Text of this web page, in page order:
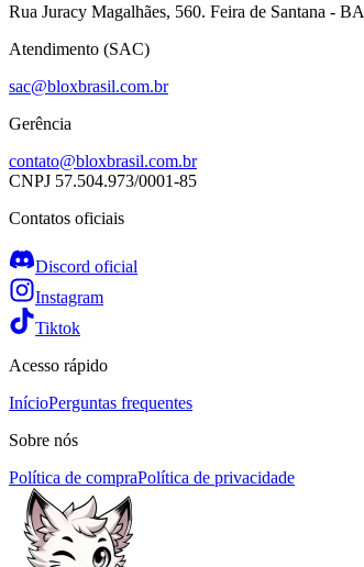
Rua Juracy Magalhães, 560. Feira de Santana - BA
Atendimento (SAC)
sac@bloxbrasil.com.br
Gerência
contato@bloxbrasil.com.br
CNPJ 57.504.973/0001-85
Contatos oficiais
Discord oficial
Instagram
Tiktok
Acesso rápido
InícioPerguntas frequentes
Sobre nós
Política de compraPolítica de privacidade